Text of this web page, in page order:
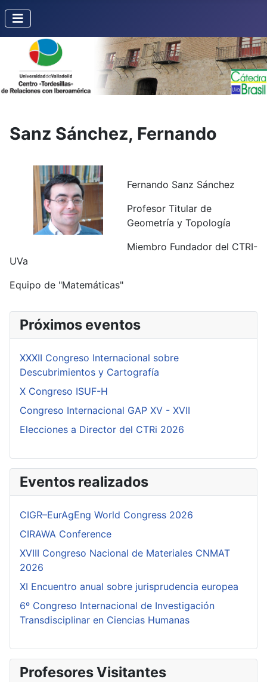
Sanz Sánchez, Fernando
Fernando Sanz Sánchez
Profesor Titular de
Geometría y Topología
Miembro Fundador del CTRI-
UVa
Equipo de "Matemáticas"
Próximos eventos
XXXII Congreso Internacional sobre
Descubrimientos y Cartografía
X Congreso ISUF-H
Congreso Internacional GAP XV - XVII
Elecciones a Director del CTRi 2026
Eventos realizados
CIGR–EurAgEng World Congress 2026
CIRAWA Conference
XVIII Congreso Nacional de Materiales CNMAT
2026
XI Encuentro anual sobre jurisprudencia europea
6º Congreso Internacional de Investigación
Transdisciplinar en Ciencias Humanas
Profesores Visitantes